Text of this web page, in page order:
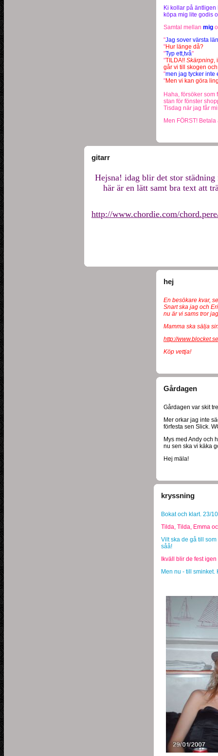
Ki kollar på äntligen
köpa mig lite godis
Samtal mellan mig
"Jag sover värsta
"Hur länge då?
"Typ ett,två"
"TILDA!! Skärpning,
går vi till skogen
"men jag tycker inte
"Men vi kan göra
Haha, försöker som
stan för fönster
Tisdag när jag får
Men FÖRST!
gitarr
Hejsna! idag blir det stor
här är en lätt samt bra text att
http://www.chordie.com/
hej
En besökare kvar,
Snart ska jag och
nu är vi sams tror
Mamma ska sälja
http://
Köp vettja!
Gårdagen
Gårdagen var skit
Mer orkar jag inte
förfesta sen Slick.
Mys med Andy och
nu sen ska vi käka
Hej mäla!
kryssning
Bokat och klart. 23/
Tilda, Tilda, Emma
Vilt ska de gå till
såå!
Ikväll blir de fest
Men nu - till sminket.